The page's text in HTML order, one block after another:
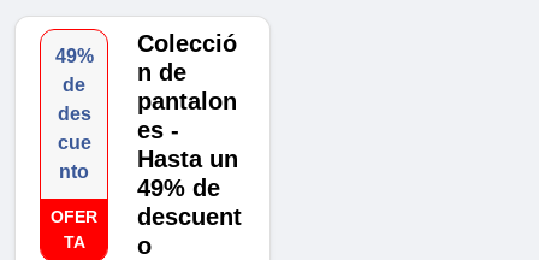
49%
de
des
cue
nto
OFER
TA
Colecció
n de
pantalon
es -
Hasta un
49% de
descuent
o